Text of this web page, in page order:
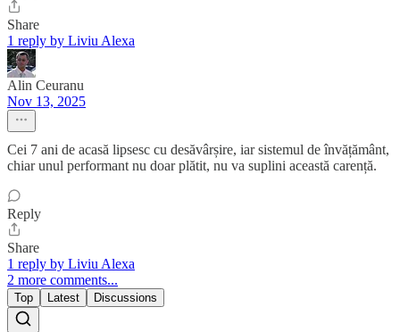
Share
1 reply by Liviu Alexa
Alin Ceuranu
Nov 13, 2025
Cei 7 ani de acasă lipsesc cu desăvârșire, iar sistemul de învățământ,
chiar unul performant nu doar plătit, nu va suplini această carență.
Reply
Share
1 reply by Liviu Alexa
2 more comments...
Top Latest Discussions